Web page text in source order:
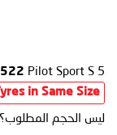
Pilot Sport S 5
in Same Size
ليس الحجم المطلوب؟